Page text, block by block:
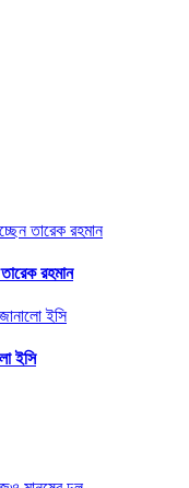
রহমান
ইসি